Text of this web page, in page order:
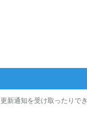
新通知を受け取ったりでき